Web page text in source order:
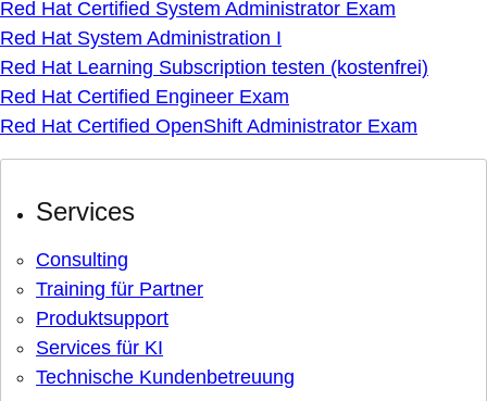
Red Hat Certified System Administrator Exam
Red Hat System Administration I
Red Hat Learning Subscription testen (kostenfrei)
Red Hat Certified Engineer Exam
Red Hat Certified OpenShift Administrator Exam
Services
Consulting
Training für Partner
Produktsupport
Services für KI
Technische Kundenbetreuung